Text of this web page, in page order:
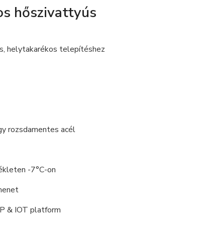
hőszivattyús
helytakarékos telepítéshez
rozsdamentes acél
-7°C-on
& IOT platform